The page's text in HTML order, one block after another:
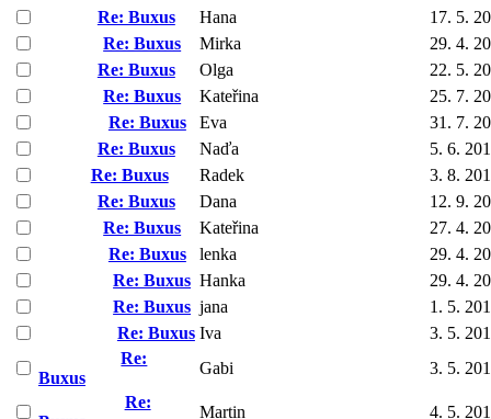
Re: Buxus
Hana
17. 5.
Re: Buxus
Mirka
29. 4.
Re: Buxus
Olga
22. 5.
Re: Buxus
Kateřina
25. 7.
Re: Buxus
Eva
31. 7.
Re: Buxus
Naďa
5. 6.
Re: Buxus
Radek
3. 8.
Re: Buxus
Dana
12. 9.
Re: Buxus
Kateřina
27. 4.
Re: Buxus
lenka
29. 4.
Re: Buxus Hanka
29. 4.
Re: Buxus jana
1. 5.
Re: Buxus Iva
3. 5.
Re:
Buxus
Gabi
3. 5.
Re:
Martin
4. 5.